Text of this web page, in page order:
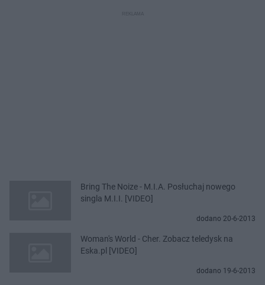
Bring The Noize - M.I.A. Posłuchaj nowego
singla M.I.I. [VIDEO]
dodano 20-6-2013
Woman's World - Cher. Zobacz teledysk na
Eska.pl [VIDEO]
dodano 19-6-2013